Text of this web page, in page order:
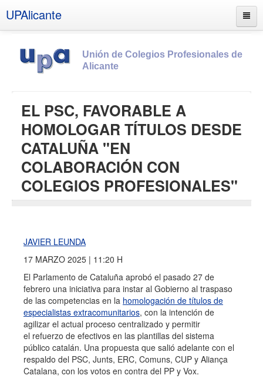
UPAlicante
Unión de Colegios Profesionales de
Alicante
Socios
Estatutos
Documentos
Boletines
PROA
Contacto
EL PSC, FAVORABLE A
HOMOLOGAR TÍTULOS DESDE
CATALUÑA "EN
COLABORACIÓN CON
COLEGIOS PROFESIONALES"
JAVIER LEUNDA
17 MARZO 2025 | 11:20 H
El Parlamento de Cataluña aprobó el pasado 27 de
febrero una iniciativa para instar al Gobierno al traspaso
de las competencias en la homologación de títulos de
especialistas extracomunitarios, con la intención de
agilizar el actual proceso centralizado y permitir
el refuerzo de efectivos en las plantillas del sistema
público catalán. Una propuesta que salió adelante con el
respaldo del PSC, Junts, ERC, Comuns, CUP y Aliança
Catalana, con los votos en contra del PP y Vox.